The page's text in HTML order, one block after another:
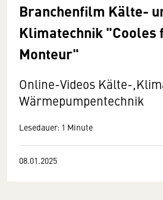
Branchenfilm Kälte-
Klimatechnik "Cooles
Monteur"
Online-Videos Kälte-
Wärmepumpentechnik
Lesedauer: 1 Minute
08.01.2025